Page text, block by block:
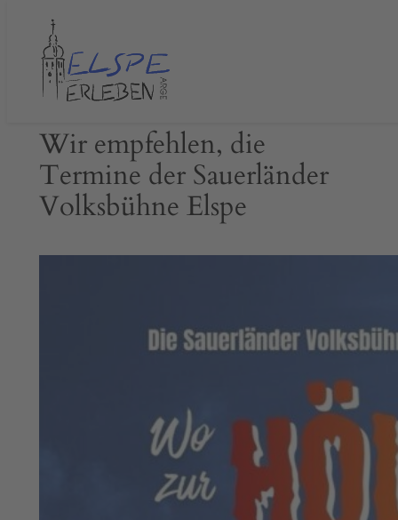
springen
Wir empfehlen, die
Termine der Sauerländer
Volksbühne Elspe